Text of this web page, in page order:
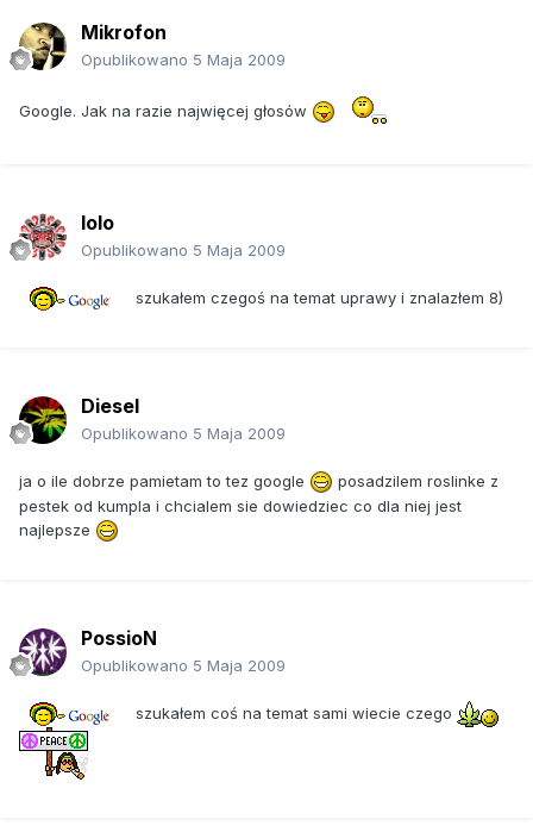
Mikrofon
Opublikowano 5 Maja 2009
Google. Jak na razie najwięcej głosów
lolo
Opublikowano 5 Maja 2009
szukałem czegoś na temat uprawy i znalazłem 8)
Diesel
Opublikowano 5 Maja 2009
ja o ile dobrze pamietam to tez google
posadzilem roslinke z
pestek od kumpla i chcialem sie dowiedziec co dla niej jest
najlepsze
PossioN
Opublikowano 5 Maja 2009
szukałem coś na temat sami wiecie czego